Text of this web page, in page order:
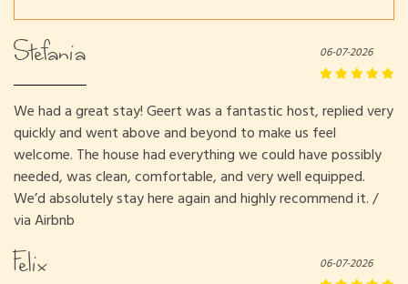
Stefania 06-07-2026
We had a great stay! Geert was a fantastic host, replied very
quickly and went above and beyond to make us feel
welcome. The house had everything we could have possibly
needed, was clean, comfortable, and very well equipped.
We’d absolutely stay here again and highly recommend it. /
via Airbnb
Felix 06-07-2026